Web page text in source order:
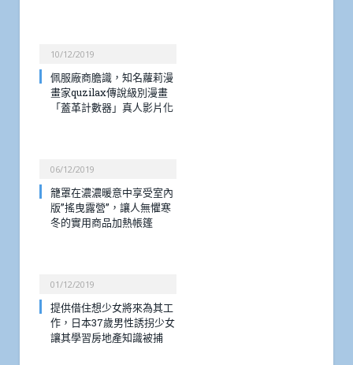
10/12/2019
佩服廠商膽識，知名蘿莉漫
畫家quzilax傳說級別漫畫
「蓋革計數器」真人影片化
06/12/2019
籠罩在濃濃暖意中享受室內
版”搖曳露營”，讓人無懼寒
冬的實用商品加熱帳篷
01/12/2019
提供借住想少女將來為其工
作，日本37歲男性誘拐少女
讓其學習房地產知識被捕